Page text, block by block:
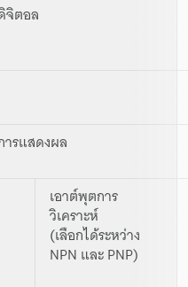
จิตอล
ารแสดงผล
เอาต์พุตการ
วิเคราะห์
(เลือกได้ระหว่าง
NPN และ PNP)